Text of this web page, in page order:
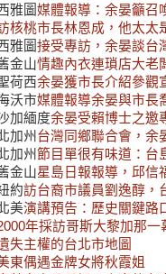
雅圖媒體報導：余晏籲召
核桃市長林恩成，他太太
雅圖接受專訪，余晏談台
金山情趣內衣連瑣店大老
荷西余晏獲市長介紹參觀
沃市媒體報導余晏與市長
加緬度余晏受賴博士之邀
加州 台灣同鄉聯合會，余
加州節目單很有味道：台
金山星島日報報導，邱信
約訪台裔市議員劉逸醇，
美演講預告：歷史關鍵路
年採訪哥斯大黎加那一
失主權的台北市地圖
東偶遇金牌女將秋霞姐